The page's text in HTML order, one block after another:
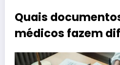
Quais
médicos fazem